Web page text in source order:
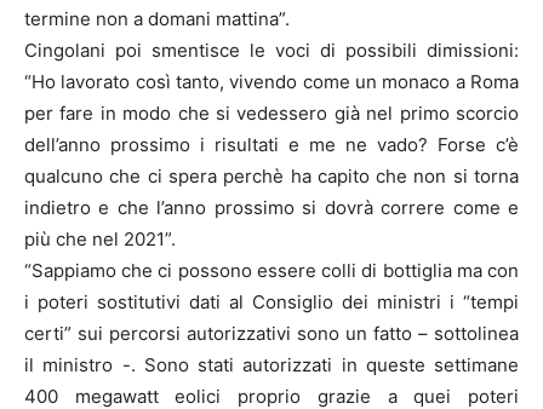
termine non a domani mattina”.
Cingolani poi smentisce le voci di possibili dimissioni:
“Ho lavorato così tanto, vivendo come un monaco a Roma
per fare in modo che si vedessero già nel primo scorcio
dell’anno prossimo i risultati e me ne vado? Forse c’è
qualcuno che ci spera perchè ha capito che non si torna
indietro e che l’anno prossimo si dovrà correre come e
più che nel 2021”.
“Sappiamo che ci possono essere colli di bottiglia ma con
i poteri sostitutivi dati al Consiglio dei ministri i “tempi
certi” sui percorsi autorizzativi sono un fatto – sottolinea
il ministro -. Sono stati autorizzati in queste settimane
400 megawatt eolici proprio grazie a quei poteri